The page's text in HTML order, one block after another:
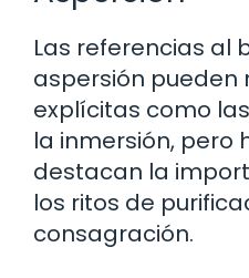
Las referencias al
aspersión pueden
explícitas como
la inmersión, pero
destacan la
los ritos de
consagración.